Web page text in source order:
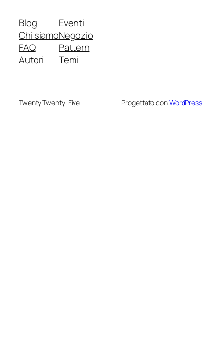
Blog
Chi siamo
FAQ
Autori
Eventi
Negozio
Pattern
Temi
Twenty Twenty-Five Progettato conWordPress